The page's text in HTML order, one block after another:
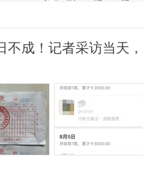
不成！记者采访当天